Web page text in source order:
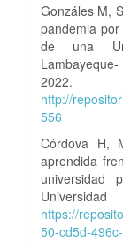
Gonzáles M,
pandemia
de una
2022.
http://
556
Córdova H,
aprendida
universidad
https://
50-cd5d-